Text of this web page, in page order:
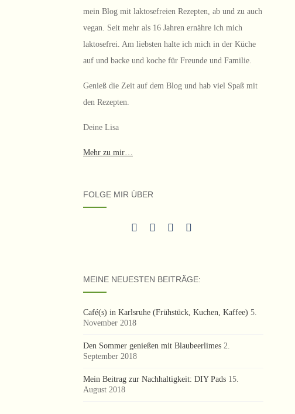
mein Blog mit laktosefreien Rezepten, ab und zu auch
vegan. Seit mehr als 16 Jahren ernähre ich mich
laktosefrei. Am liebsten halte ich mich in der Küche
auf und backe und koche für Freunde und Familie.
Genieß die Zeit auf dem Blog und hab viel Spaß mit
den Rezepten.
Deine Lisa
Mehr zu mir…
FOLGE MIR ÜBER
MEINE NEUESTEN BEITRÄGE:
Café(s) in Karlsruhe (Frühstück, Kuchen, Kaffee) 5.
November 2018
Den Sommer genießen mit Blaubeerlimes 2.
September 2018
Mein Beitrag zur Nachhaltigkeit: DIY Pads 15.
August 2018